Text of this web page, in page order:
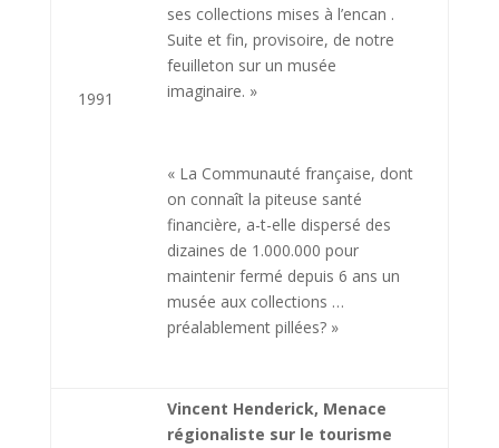
1991
ses collections mises à l’encan .
Suite et fin, provisoire, de notre
feuilleton sur un musée
imaginaire. »
« La Communauté française, dont
on connaît la piteuse santé
financière, a-t-elle dispersé des
dizaines de 1.000.000 pour
maintenir fermé depuis 6 ans un
musée aux collections …
préalablement pillées? »
Vincent Henderick, Menace
régionaliste sur le tourisme